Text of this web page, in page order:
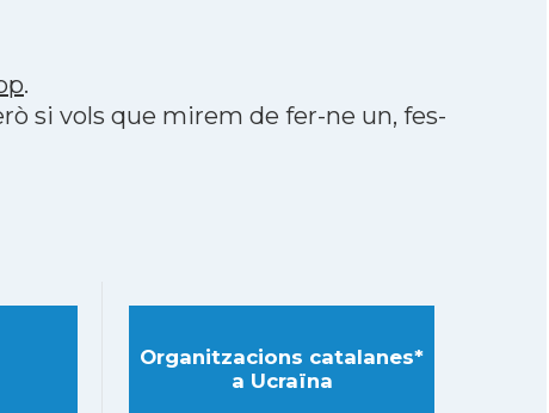
.
si vols que mirem de fer-ne un, fes-
Organitzacions catalanes*
a Ucraïna